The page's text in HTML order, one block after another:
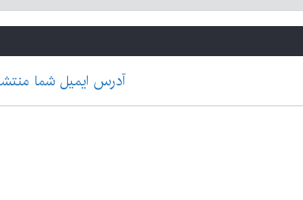
آدرس ایمیل شما